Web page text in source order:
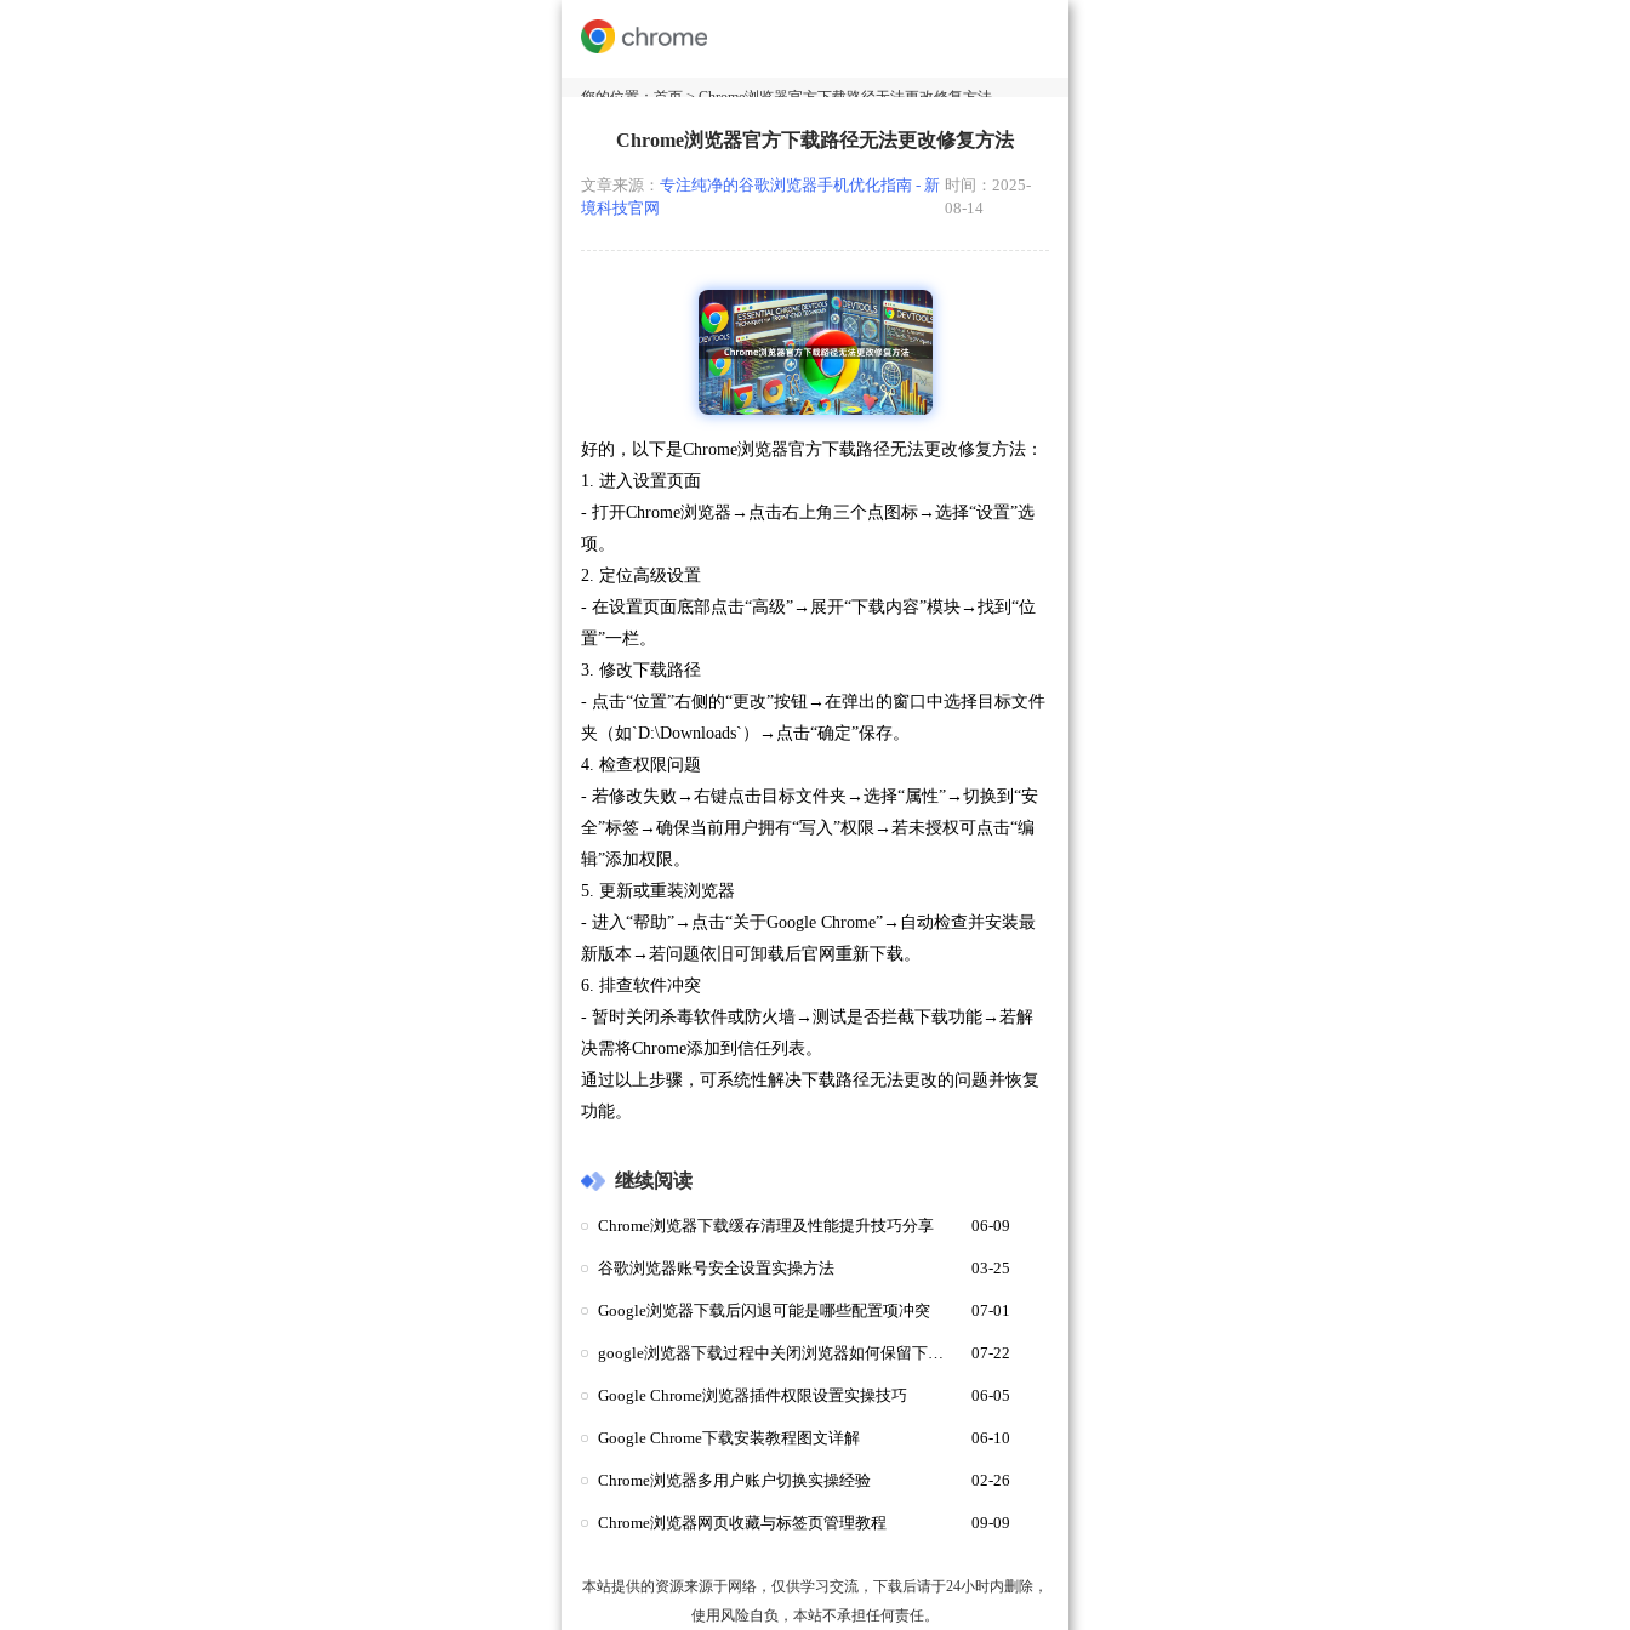
您的位置： 首页 > Chrome浏览器官方下载路径无法更改修复方法
Chrome浏览器官方下载路径无法更改修复方法
文章来源： 专注纯净的谷歌浏览器手机优化指南 - 新
境科技官网
时间：2025-
08-14
好的，以下是Chrome浏览器官方下载路径无法更改修复方法：
1. 进入设置页面
- 打开Chrome浏览器→点击右上角三个点图标→选择“设置”选
项。
2. 定位高级设置
- 在设置页面底部点击“高级”→展开“下载内容”模块→找到“位
置”一栏。
3. 修改下载路径
- 点击“位置”右侧的“更改”按钮→在弹出的窗口中选择目标文件
夹（如`D:\Downloads`）→点击“确定”保存。
4. 检查权限问题
- 若修改失败→右键点击目标文件夹→选择“属性”→切换到“安
全”标签→确保当前用户拥有“写入”权限→若未授权可点击“编
辑”添加权限。
5. 更新或重装浏览器
- 进入“帮助”→点击“关于Google Chrome”→自动检查并安装最
新版本→若问题依旧可卸载后官网重新下载。
6. 排查软件冲突
- 暂时关闭杀毒软件或防火墙→测试是否拦截下载功能→若解
决需将Chrome添加到信任列表。
通过以上步骤，可系统性解决下载路径无法更改的问题并恢复
功能。
继续阅读
Chrome浏览器下载缓存清理及性能提升技巧分享 06-09
谷歌浏览器账号安全设置实操方法 03-25
Google浏览器下载后闪退可能是哪些配置项冲突 07-01
google浏览器下载过程中关闭浏览器如何保留下载状态 07-22
Google Chrome浏览器插件权限设置实操技巧 06-05
Google Chrome下载安装教程图文详解 06-10
Chrome浏览器多用户账户切换实操经验 02-26
Chrome浏览器网页收藏与标签页管理教程 09-09
本站提供的资源来源于网络，仅供学习交流，下载后请于24小时内删除，
使用风险自负，本站不承担任何责任。